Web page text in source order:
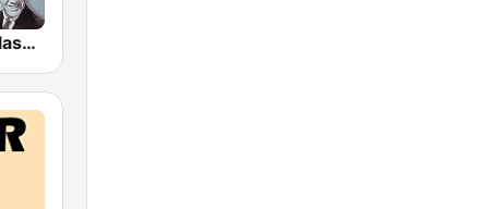
GotRadio - Classic Country